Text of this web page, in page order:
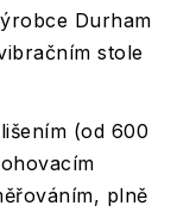
Durham
stole
(od 600
plně